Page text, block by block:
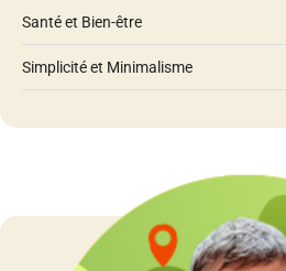
Santé et Bien-être
Simplicité et Minimalisme